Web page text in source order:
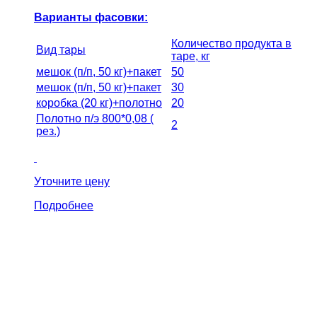
Варианты фасовки:
Вид тары
Количество продукта в
таре, кг
мешок (п/п, 50 кг)+пакет
50
мешок (п/п, 50 кг)+пакет
30
коробка (20 кг)+полотно
20
Полотно п/э 800*0,08 (
рез.)
2
Уточните цену
Подробнее